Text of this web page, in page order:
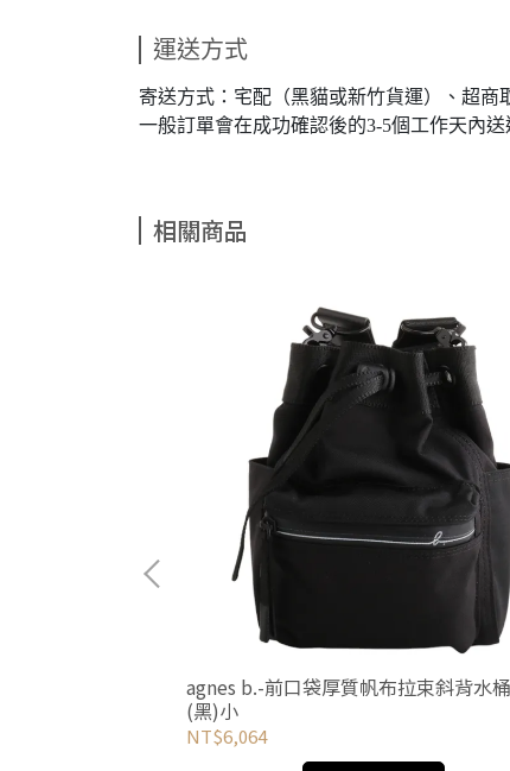
運送方式
寄送方式：宅配（黑貓或新竹貨運）、超商
一般訂單會在成功確認後的3-5個工作天內送
相關商品
agnes b.-前口袋厚質帆布拉束斜背水
(黑)小
NT$6,064